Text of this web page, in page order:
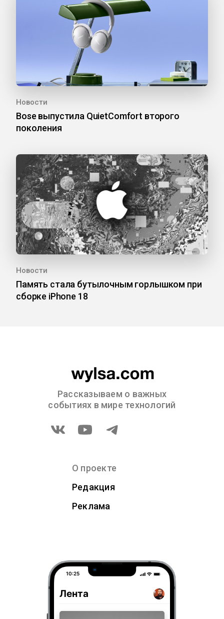
Новости
Bose выпустила QuietComfort второго
поколения
Новости
Память стала бутылочным горлышком при
сборке iPhone 18
Рассказываем о важных
событиях в мире технологий
О проекте
Редакция
Реклама
10:25
Лента